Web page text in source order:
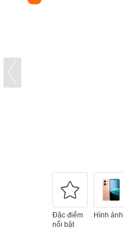
Đặc điểm
nổi bật
Hình ảnh